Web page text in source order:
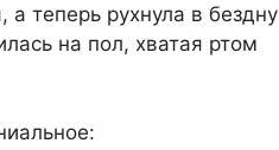
теперь рухнула в бездну
на пол, хватая ртом